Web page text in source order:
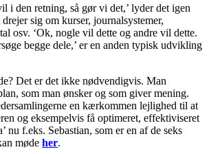
i den retning, så gør vi det,’ lyder det igen
sig om kurser, journalsystemer,
osv. ‘Ok, nogle vil dette og andre vil dette.
begge dele,’ er en anden typisk udvikling
Det er det ikke nødvendigvis. Man
som man ønsker og som giver mening.
en kærkommen lejlighed til at
og eksempelvis få optimeret, effektiviseret
nu f.eks. Sebastian, som er en af de seks
møde her.